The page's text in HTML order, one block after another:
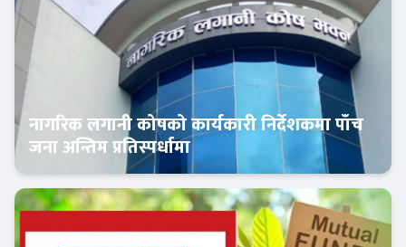
Banner News
नागरिक लगानी कोषको कार्यकारी निर्देशकमा पाँच
जना अन्तिम प्रतिस्पर्धामा